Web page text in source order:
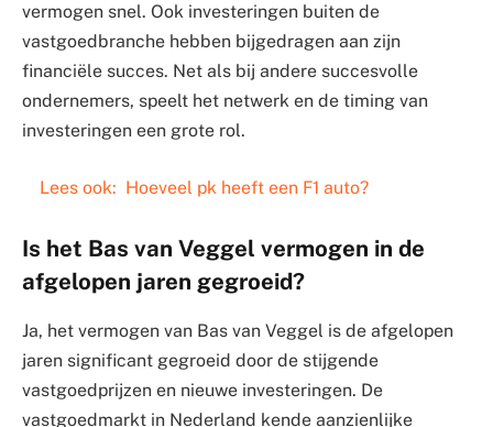
vermogen snel. Ook investeringen buiten de
vastgoedbranche hebben bijgedragen aan zijn
financiële succes. Net als bij andere succesvolle
ondernemers, speelt het netwerk en de timing van
investeringen een grote rol.
Lees ook: Hoeveel pk heeft een F1 auto?
Is het Bas van Veggel vermogen in de
afgelopen jaren gegroeid?
Ja, het vermogen van Bas van Veggel is de afgelopen
jaren significant gegroeid door de stijgende
vastgoedprijzen en nieuwe investeringen. De
vastgoedmarkt in Nederland kende aanzienlijke